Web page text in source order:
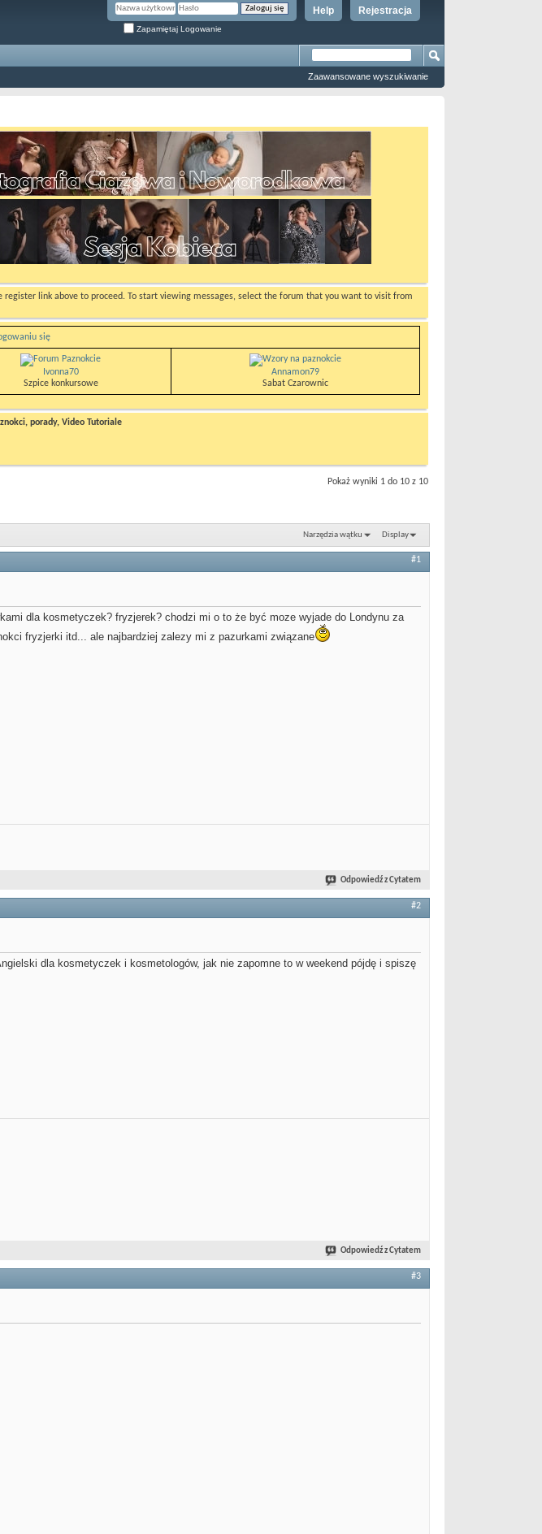
Rejestracja
Help
Zapamiętaj Logowanie
Zaawansowane wyszukiwanie
register link above to proceed. To start viewing messages, select the forum that you want to visit from
się
Ivonna70
Szpice konkursowe
Annamon79
Sabat Czarownic
porady, Video Tutoriale
Pokaż wyniki 1 do 10 z 10
Narzędzia wątku Display
#1
dla kosmetyczek? fryzjerek? chodzi mi o to że być moze wyjade do Londynu za
fryzjerki itd... ale najbardziej zalezy mi z pazurkami związane
Odpowiedź z Cytatem
#2
dla kosmetyczek i kosmetologów, jak nie zapomne to w weekend pójdę i spiszę
Odpowiedź z Cytatem
#3